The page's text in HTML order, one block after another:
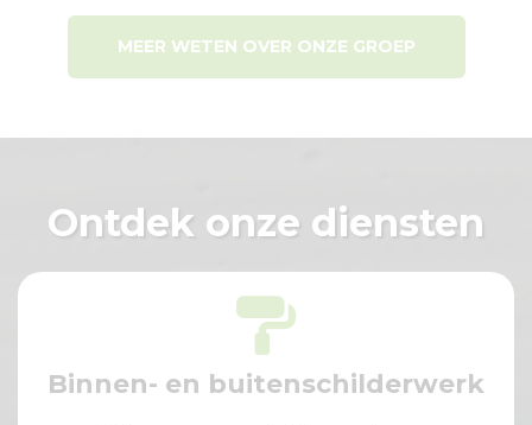
MEER WETEN OVER ONZE GROEP
Ontdek onze diensten
Binnen- en buitenschilderwerk